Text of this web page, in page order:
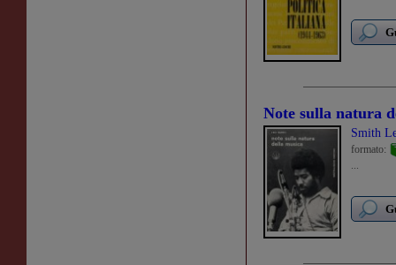
Note sulla natura
Smith
formato:
...